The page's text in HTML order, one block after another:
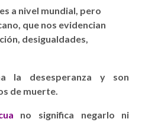
a nivel mundial, pero
que nos evidencian
desigualdades,
la desesperanza y son
de muerte.
no significa negarlo ni